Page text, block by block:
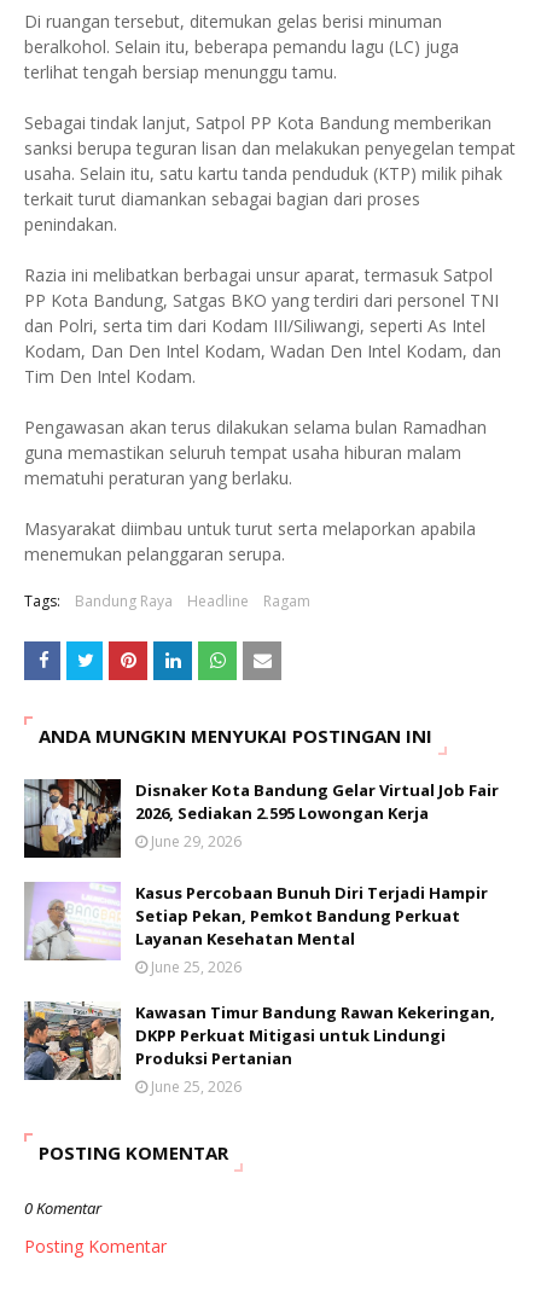
Di ruangan tersebut, ditemukan gelas berisi minuman
beralkohol. Selain itu, beberapa pemandu lagu (LC) juga
terlihat tengah bersiap menunggu tamu.
Sebagai tindak lanjut, Satpol PP Kota Bandung memberikan
sanksi berupa teguran lisan dan melakukan penyegelan tempat
usaha. Selain itu, satu kartu tanda penduduk (KTP) milik pihak
terkait turut diamankan sebagai bagian dari proses
penindakan.
Razia ini melibatkan berbagai unsur aparat, termasuk Satpol
PP Kota Bandung, Satgas BKO yang terdiri dari personel TNI
dan Polri, serta tim dari Kodam III/Siliwangi, seperti As Intel
Kodam, Dan Den Intel Kodam, Wadan Den Intel Kodam, dan
Tim Den Intel Kodam.
Pengawasan akan terus dilakukan selama bulan Ramadhan
guna memastikan seluruh tempat usaha hiburan malam
mematuhi peraturan yang berlaku.
Masyarakat diimbau untuk turut serta melaporkan apabila
menemukan pelanggaran serupa.
Tags: Bandung Raya Headline Ragam
ANDA MUNGKIN MENYUKAI POSTINGAN INI
Disnaker Kota Bandung Gelar Virtual Job Fair
2026, Sediakan 2.595 Lowongan Kerja
June 29, 2026
Kasus Percobaan Bunuh Diri Terjadi Hampir
Setiap Pekan, Pemkot Bandung Perkuat
Layanan Kesehatan Mental
June 25, 2026
Kawasan Timur Bandung Rawan Kekeringan,
DKPP Perkuat Mitigasi untuk Lindungi
Produksi Pertanian
June 25, 2026
POSTING KOMENTAR
0 Komentar
Posting Komentar